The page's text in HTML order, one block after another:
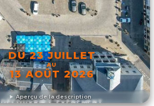
Aperçu de la description
DU 23 JUILLET
AU
13 AOÛT 2026
DÉCOUVRIR L'ÉVÉNEMENT